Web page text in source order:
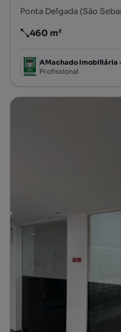
Preço por metro
460 m²
AMachado Imobiliária
Profissional